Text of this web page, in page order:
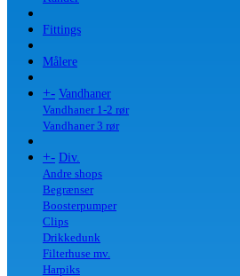
Fittings
Målere
+- Vandhaner
Vandhaner 1-2 rør
Vandhaner 3 rør
+- Div.
Andre shops
Begrænser
Boosterpumper
Clips
Drikkedunk
Filterhuse mv.
Harpiks